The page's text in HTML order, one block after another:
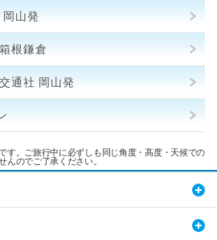
山発
根鎌倉
通社 岡山発
す。ご旅行中に必ずしも同じ角度・高度・天候での
んのでご了承ください。